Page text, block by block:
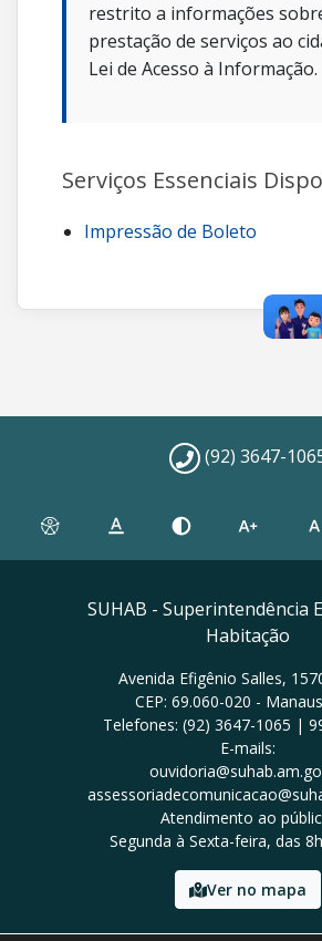
restrito a informações
prestação de serviços ao
Lei de Acesso à Informação.
Serviços Essenciais
Impressão de Boleto
(92) 3647-
SUHAB - Superintendência
Habitação
Avenida Efigênio Salles,
CEP: 69.060-020 -
Telefones: (92) 3647-1065 |
E-mails:
Atendimento ao
Segunda à Sexta-feira, das
Ver no mapa